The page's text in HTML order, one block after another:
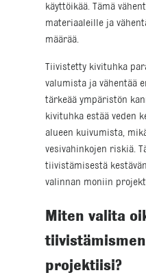
käyttöikää. Tämä
materiaaleille ja
määrää.
Tiivistetty kivituhka
valumista ja vähentää
tärkeää ympäristön
kivituhka estää veden
alueen kuivumista,
vesivahinkojen riskiä.
tiivistämisestä
valinnan moniin
Miten valita
projektiisi?